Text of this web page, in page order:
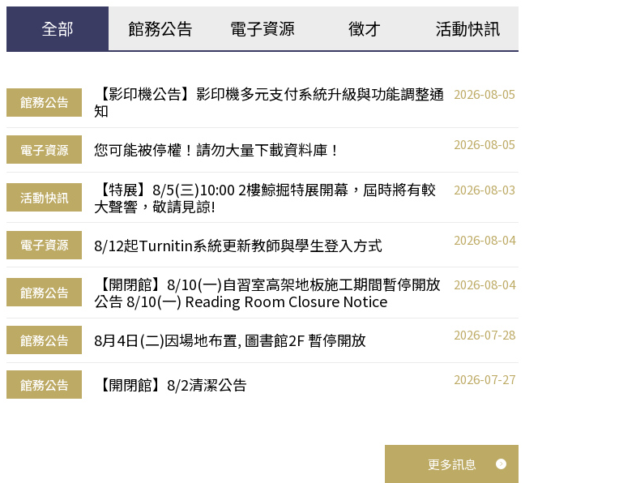
全部 館務公告 電子資源 徵才 活動快訊
館務公告
【影印機公告】影印機多元支付系統升級與功能調整通
知
2026-08-05
電子資源 您可能被停權！請勿大量下載資料庫！ 2026-08-05
活動快訊
【特展】8/5(三)10:00 2樓鯨掘特展開幕，屆時將有較
大聲響，敬請見諒!
2026-08-03
電子資源 8/12起Turnitin系統更新教師與學生登入方式 2026-08-04
館務公告
【開閉館】8/10(一)自習室高架地板施工期間暫停開放
公告 8/10(一) Reading Room Closure Notice
2026-08-04
館務公告 8月4日(二)因場地布置, 圖書館2F 暫停開放 2026-07-28
館務公告 【開閉館】8/2清潔公告 2026-07-27
更多訊息